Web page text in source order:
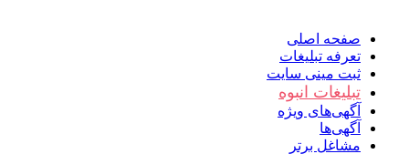
صفحه اصلی
تعرفه تبلیغات
ثبت مینی سایت
تبلیغات انبوه
آگهی‌های ویژه
آگهی‌ها
مشاغل برتر